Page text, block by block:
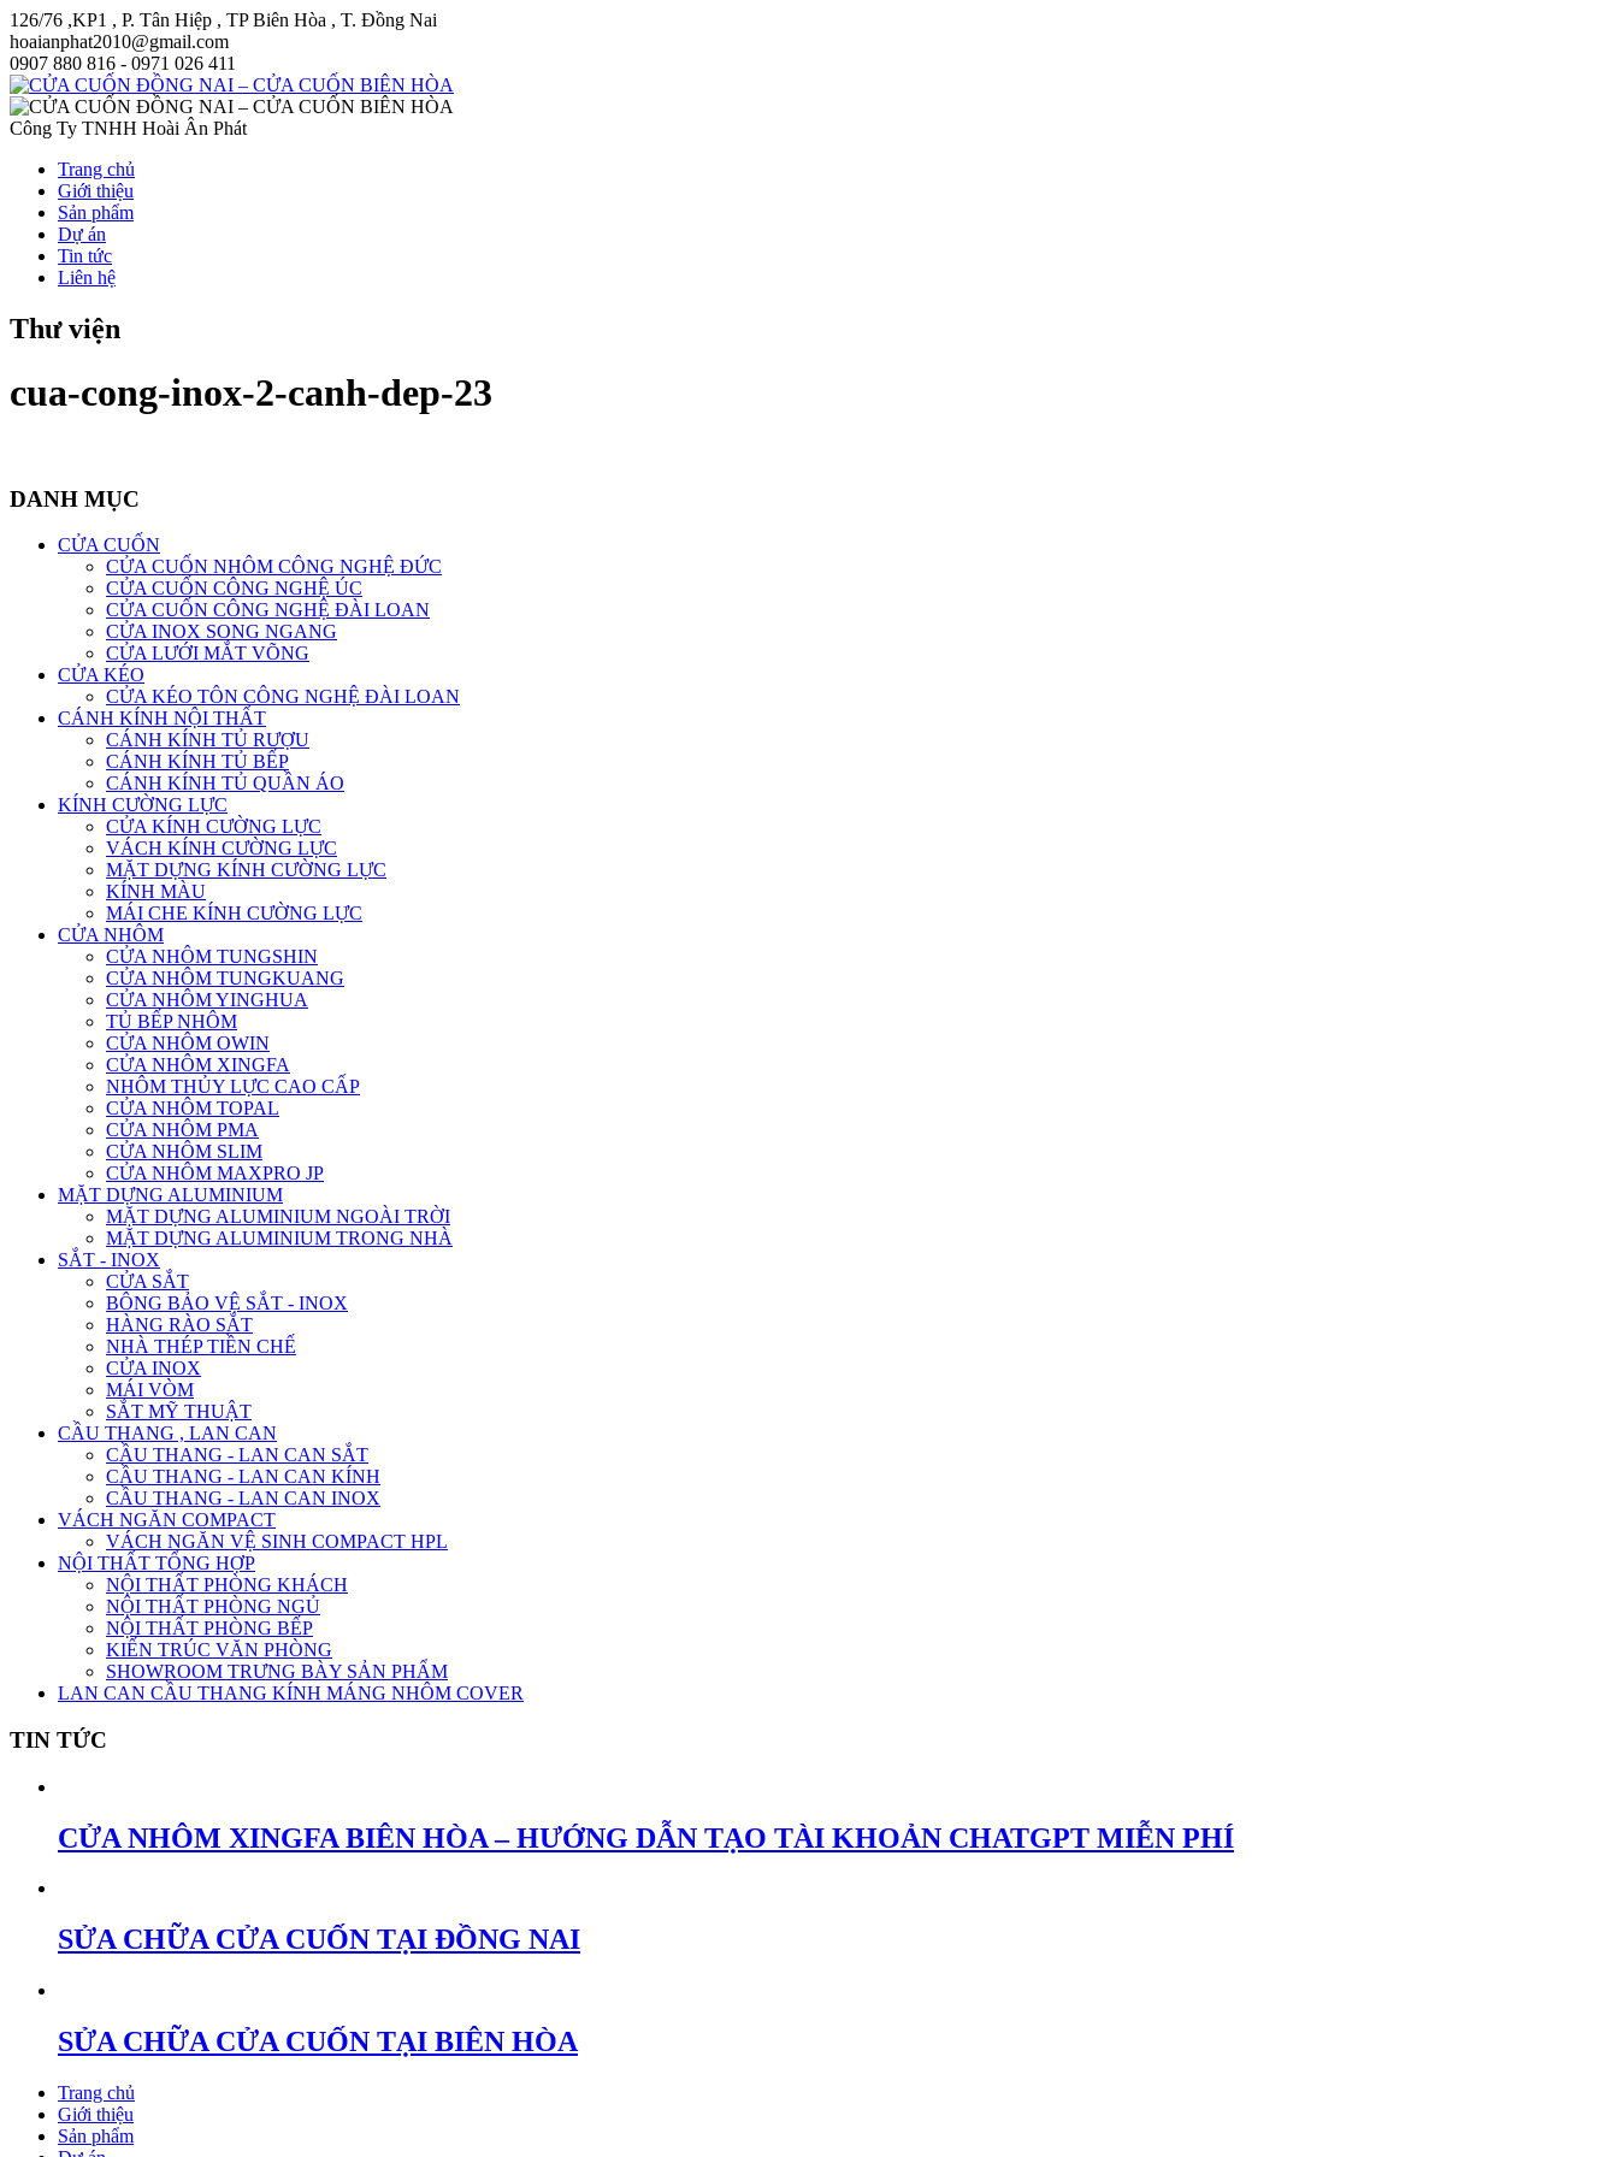
126/76 ,KP1 , P. Tân Hiệp , TP Biên Hòa , T. Đồng Nai
hoaianphat2010@gmail.com
0907 880 816 - 0971 026 411
Công Ty TNHH Hoài Ân Phát
Trang chủ
Giới thiệu
Sản phẩm
Dự án
Tin tức
Liên hệ
Thư viện
cua-cong-inox-2-canh-dep-23
DANH MỤC
CỬA CUỐN
CỬA CUỐN NHÔM CÔNG NGHỆ ĐỨC
CỬA CUỐN CÔNG NGHỆ ÚC
CỬA CUỐN CÔNG NGHỆ ĐÀI LOAN
CỬA INOX SONG NGANG
CỬA LƯỚI MẮT VÕNG
CỬA KÉO
CỬA KÉO TÔN CÔNG NGHỆ ĐÀI LOAN
CÁNH KÍNH NỘI THẤT
CÁNH KÍNH TỦ RƯỢU
CÁNH KÍNH TỦ BẾP
CÁNH KÍNH TỦ QUẦN ÁO
KÍNH CƯỜNG LỰC
CỬA KÍNH CƯỜNG LỰC
VÁCH KÍNH CƯỜNG LỰC
MẶT DỰNG KÍNH CƯỜNG LỰC
KÍNH MÀU
MÁI CHE KÍNH CƯỜNG LỰC
CỬA NHÔM
CỬA NHÔM TUNGSHIN
CỬA NHÔM TUNGKUANG
CỬA NHÔM YINGHUA
TỦ BẾP NHÔM
CỬA NHÔM OWIN
CỬA NHÔM XINGFA
NHÔM THỦY LỰC CAO CẤP
CỬA NHÔM TOPAL
CỬA NHÔM PMA
CỬA NHÔM SLIM
CỬA NHÔM MAXPRO JP
MẶT DỰNG ALUMINIUM
MẶT DỰNG ALUMINIUM NGOÀI TRỜI
MẶT DỰNG ALUMINIUM TRONG NHÀ
SẮT - INOX
CỬA SẮT
BÔNG BẢO VỆ SẮT - INOX
HÀNG RÀO SẮT
NHÀ THÉP TIỀN CHẾ
CỬA INOX
MÁI VÒM
SẮT MỸ THUẬT
CẦU THANG , LAN CAN
CẦU THANG - LAN CAN SẮT
CẦU THANG - LAN CAN KÍNH
CẦU THANG - LAN CAN INOX
VÁCH NGĂN COMPACT
VÁCH NGĂN VỆ SINH COMPACT HPL
NỘI THẤT TỔNG HỢP
NỘI THẤT PHÒNG KHÁCH
NỘI THẤT PHÒNG NGỦ
NỘI THẤT PHÒNG BẾP
KIẾN TRÚC VĂN PHÒNG
SHOWROOM TRƯNG BÀY SẢN PHẨM
LAN CAN CẦU THANG KÍNH MÁNG NHÔM COVER
TIN TỨC
CỬA NHÔM XINGFA BIÊN HÒA – HƯỚNG DẪN TẠO TÀI KHOẢN CHATGPT MIỄN PHÍ
SỬA CHỮA CỬA CUỐN TẠI ĐỒNG NAI
SỬA CHỮA CỬA CUỐN TẠI BIÊN HÒA
Trang chủ
Giới thiệu
Sản phẩm